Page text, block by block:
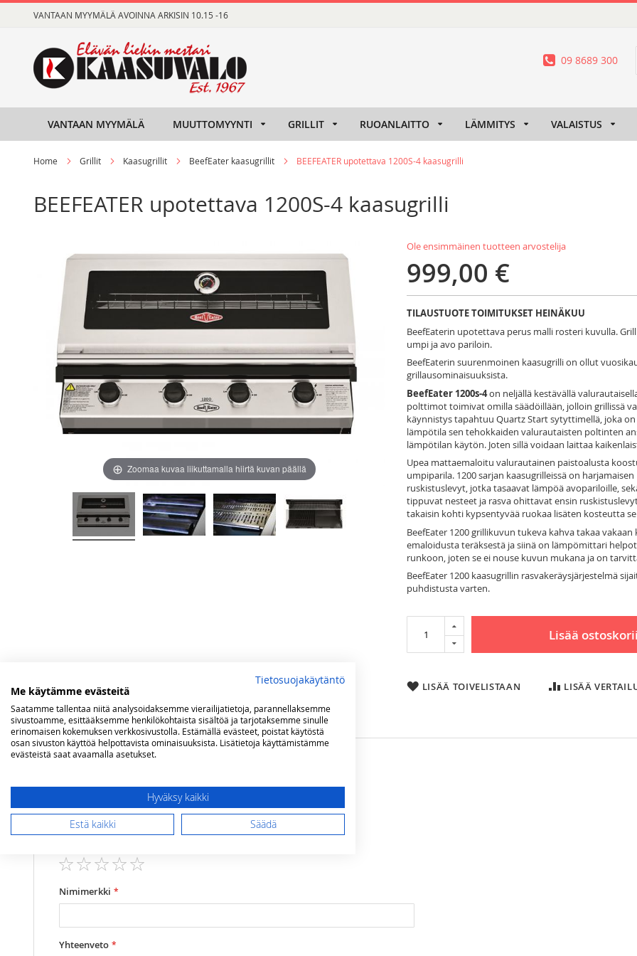
to
VANTAAN MYYMÄLÄ AVOINNA ARKISIN 10.15 -16
09 8689 300
VANTAAN MYYMÄLÄ MUUTTOMYYNTI GRILLIT RUOANLAITTO LÄMMITYS VALAISTUS
Home Grillit Kaasugrillit BeefEater kaasugrillit BEEFEATER upotettava 1200S-4 kaasugrilli
BEEFEATER upotettava 1200S-4 kaasugrilli
Ole ensimmäinen tuotteen arvostelija
999,00 €
TILAUSTUOTE TOIMITUKSET HEINÄKUU
BeefEaterin upotettava perus malli rosteri kuvulla.
umpi ja avo pariloin.
BeefEaterin suurenmoinen kaasugrilli on ollut
grillausominaisuuksista.
BeefEater 1200s-4on neljällä kestävällä
polttimot toimivat omilla säädöillään, jolloin grillissä
käynnistys tapahtuu Quartz Start sytyttimellä, joka
lämpötila sen tehokkaiden valurautaisten poltinten
lämpötilan käytön. Joten sillä voidaan laittaa
Upea mattaemaloitu valurautainen paistoalusta
umpiparila. 1200 sarjan kaasugrilleissä on
ruskistuslevyt, jotka tasaavat lämpöä avopariloille,
tippuvat nesteet ja rasva ohittavat ensin
takaisin kohti kypsentyvää ruokaa lisäten kosteutta
BeefEater 1200 grillikuvun tukeva kahva takaa
emaloidusta teräksestä ja siinä on lämpömittari
runkoon, joten se ei nouse kuvun mukana ja on
BeefEater 1200 kaasugrillin rasvakeräysjärjestelmä
puhdistusta varten.
Lisää
LISÄÄ TOIVELISTAAN LISÄÄ
images
gallery
beginning
images
gallery
Zoomaa kuvaa liikuttamalla hiirtä kuvan päällä
Lisätietoja
Grillausala
lxs 80x48 cm, 3840 cm²
Grillausalan materiaali
Sivukeitin
Arvostelut
BEEFEATER upotettava 1200S-4 kaasugrilli
Arviosi
star
stars
stars
stars
stars
Nimimerkki
Yhteenveto
Tietosuojakäytäntö
Me käytämme evästeitä
Saatamme tallentaa niitä analysoidaksemme vierailijatietoja, parannellaksemme
sivustoamme, esittääksemme henkilökohtaista sisältöä ja tarjotaksemme sinulle
erinomaisen kokemuksen verkkosivustolla. Estämällä evästeet, poistat käytöstä
osan sivuston käyttöä helpottavista ominaisuuksista. Lisätietoja käyttämistämme
evästeistä saat avaamalla asetukset.
Hyväksy kaikki
Estä kaikki Säädä